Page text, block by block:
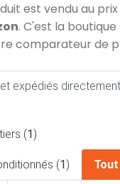
est vendu au
. C'est la boutique
comparateur de
expédiés
(1)
(1)